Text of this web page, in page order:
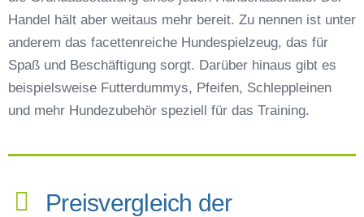
Handel hält aber weitaus mehr bereit. Zu nennen ist unter
anderem das facettenreiche Hundespielzeug, das für
Spaß und Beschäftigung sorgt. Darüber hinaus gibt es
beispielsweise Futterdummys, Pfeifen, Schleppleinen
und mehr Hundezubehör speziell für das Training.
Preisvergleich der